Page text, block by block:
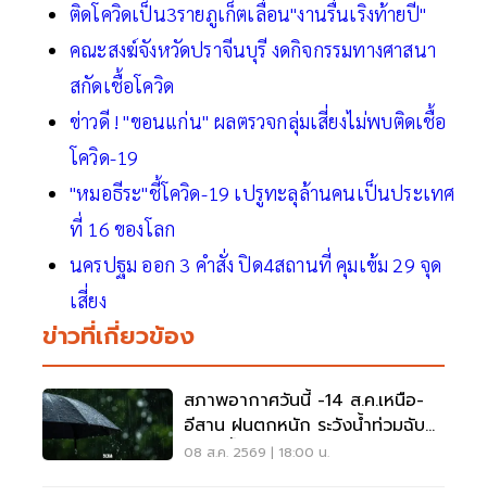
ติดโควิดเป็น3รายภูเก็ตเลื่อน"งานรื่นเริงท้ายปี"
คณะสงฆ์จังหวัดปราจีนบุรี งดกิจกรรมทางศาสนา
สกัดเชื้อโควิด
ข่าวดี ! "ขอนแก่น" ผลตรวจกลุ่มเสี่ยงไม่พบติดเชื้อ
โควิด-19
"หมอธีระ"ชี้โควิด-19 เปรูทะลุล้านคนเป็นประเทศ
ที่ 16 ของโลก
นครปฐม ออก 3 คำสั่ง ปิด4สถานที่ คุมเข้ม 29 จุด
เสี่ยง
ข่าวที่เกี่ยวข้อง
สภาพอากาศวันนี้ -14 ส.ค.เหนือ-
อีสาน ฝนตกหนัก ระวังน้ำท่วมฉับ
พลัน น้ำป่าไหลหลาก
08 ส.ค. 2569 | 18:00 น.